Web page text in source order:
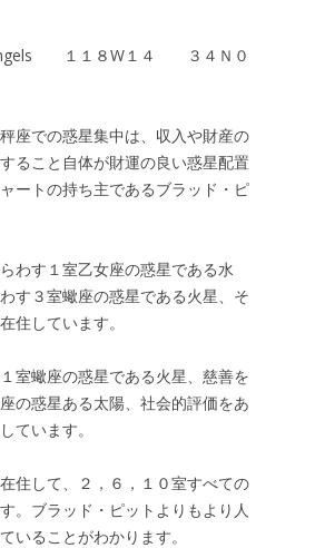
１１８W１４ ３４Ｎ０
座での惑星集中は、収入や財産の
ること自体が財運の良い惑星配置
ートの持ち主であるブラッド・ピ
わす１室乙女座の惑星である水
す３室蠍座の惑星である火星、そ
住しています。
室蠍座の惑星である火星、慈善を
の惑星ある太陽、社会的評価をあ
ています。
住して、２，６，１０室すべての
。ブラッド・ピットよりもより人
いることがわかります。